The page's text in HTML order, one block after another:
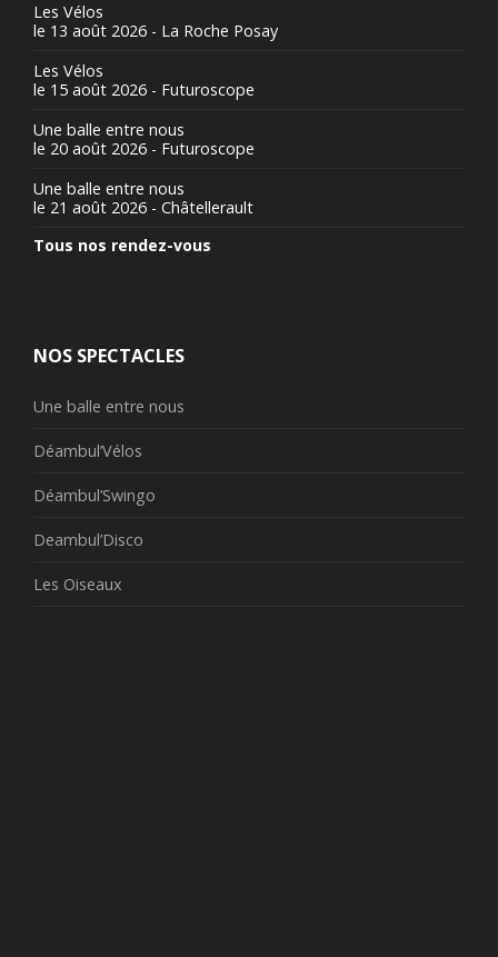
Les Vélos
le 13 août 2026 - La Roche Posay
Les Vélos
le 15 août 2026 - Futuroscope
Une balle entre nous
le 20 août 2026 - Futuroscope
Une balle entre nous
le 21 août 2026 - Châtellerault
Tous nos rendez-vous
NOS SPECTACLES
Une balle entre nous
Déambul’Vélos
Déambul’Swingo
Deambul’Disco
Les Oiseaux